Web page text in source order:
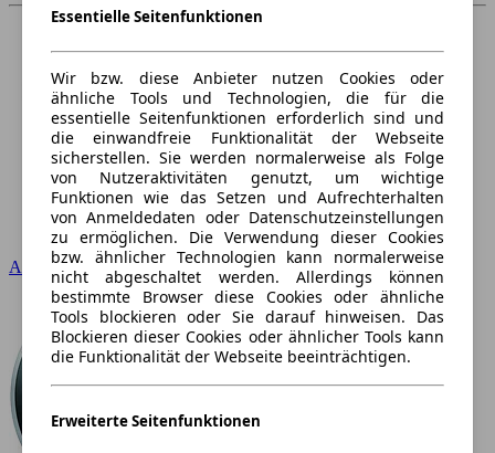
Audi
Essentielle Seitenfunktionen
Wir bzw. diese Anbieter nutzen Cookies oder
ähnliche Tools und Technologien, die für die
essentielle Seitenfunktionen erforderlich sind und
die einwandfreie Funktionalität der Webseite
sicherstellen. Sie werden normalerweise als Folge
von Nutzeraktivitäten genutzt, um wichtige
Funktionen wie das Setzen und Aufrechterhalten
von Anmeldedaten oder Datenschutzeinstellungen
zu ermöglichen. Die Verwendung dieser Cookies
bzw. ähnlicher Technologien kann normalerweise
nicht abgeschaltet werden. Allerdings können
bestimmte Browser diese Cookies oder ähnliche
Tools blockieren oder Sie darauf hinweisen. Das
Blockieren dieser Cookies oder ähnlicher Tools kann
die Funktionalität der Webseite beeinträchtigen.
Erweiterte Seitenfunktionen